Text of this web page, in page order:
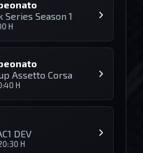
Season 1
H
Assetto Corsa
H
DEV
H